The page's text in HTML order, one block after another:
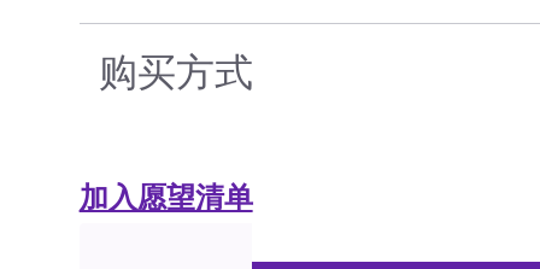
购买方式
加入愿望清单